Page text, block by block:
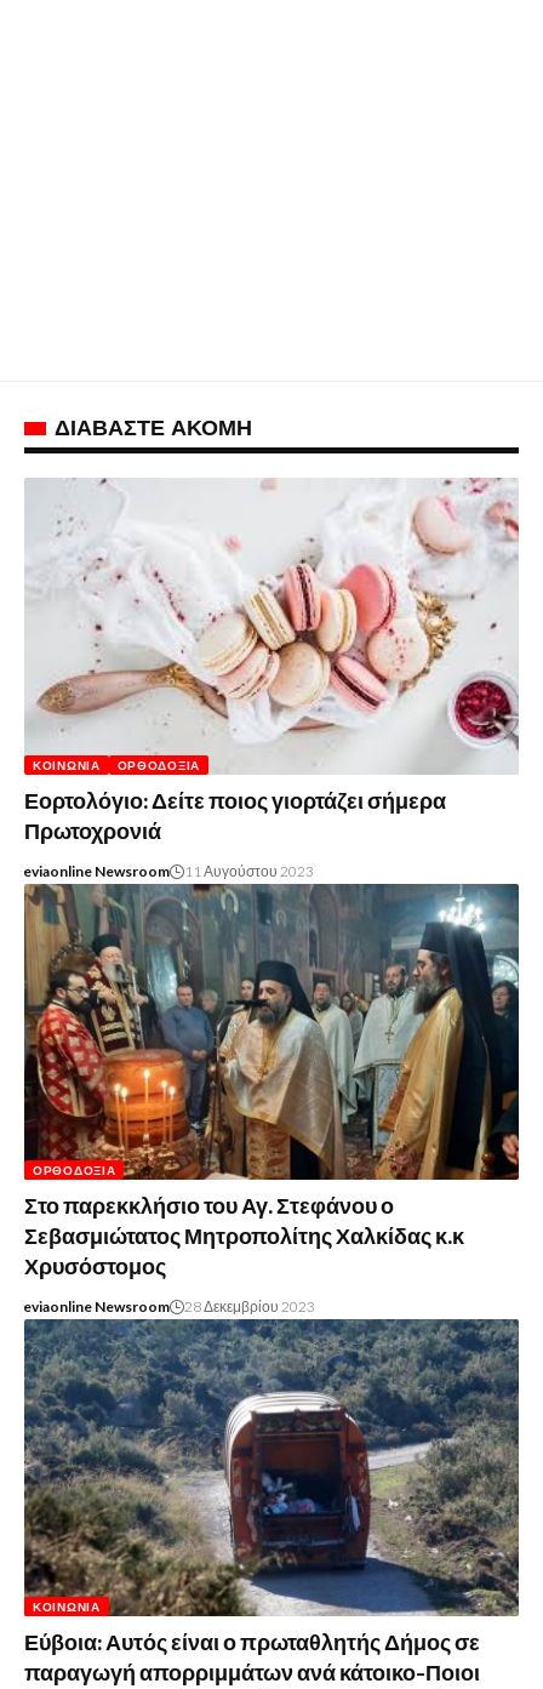
ΔΙΑΒΑΣΤΕ ΑΚΟΜΗ
ΚΟΙΝΩΝΊΑ ΟΡΘΟΔΟΞΊΑ
Εορτολόγιο: Δείτε ποιος γιορτάζει σήμερα
Πρωτοχρονιά
eviaonline Newsroom 11 Αυγούστου 2023
ΟΡΘΟΔΟΞΊΑ
Στο παρεκκλήσιο του Αγ. Στεφάνου ο
Σεβασμιώτατος Μητροπολίτης Χαλκίδας κ.κ
Χρυσόστομος
eviaonline Newsroom 28 Δεκεμβρίου 2023
ΚΟΙΝΩΝΊΑ
Εύβοια: Αυτός είναι ο πρωταθλητής Δήμος σε
παραγωγή απορριμμάτων ανά κάτοικο-Ποιοι